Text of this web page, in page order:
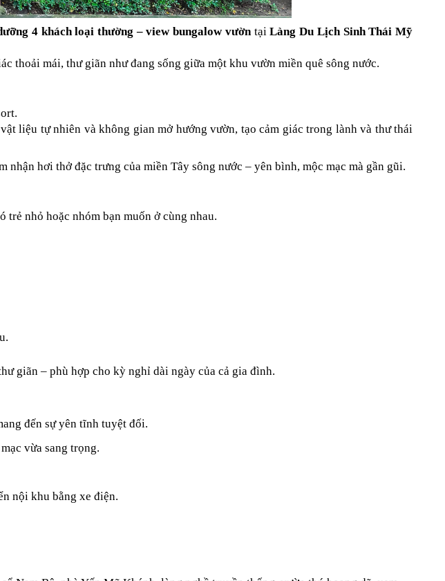
4 khách loại thường – view bungalow vườn tại Làng Du Lịch Sinh Thái Mỹ
thoải mái, thư giãn như đang sống giữa một khu vườn miền quê sông nước.
liệu tự nhiên và không gian mở hướng vườn, tạo cảm giác trong lành và thư thái
hơi thở đặc trưng của miền Tây sông nước – yên bình, mộc mạc mà gần gũi.
nhỏ hoặc nhóm bạn muốn ở cùng nhau.
giãn – phù hợp cho kỳ nghỉ dài ngày của cả gia đình.
đến sự yên tĩnh tuyệt đối.
vừa sang trọng.
nội khu bằng xe điện.